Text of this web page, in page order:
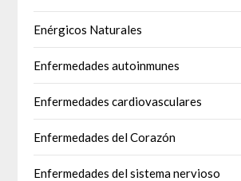
Enérgicos Naturales
Enfermedades autoinmunes
Enfermedades cardiovasculares
Enfermedades del Corazón
Enfermedades del sistema nervioso